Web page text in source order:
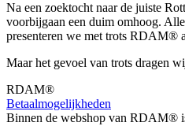
Na een zoektocht naar de juiste
voorbijgaan een duim omhoog.
presenteren we met trots RDAM®
Maar het gevoel van trots dragen
RDAM®
Betaalmogelijkheden
Binnen de webshop van RDAM®